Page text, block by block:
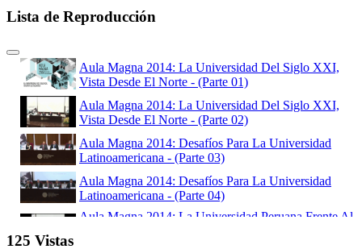
Lista de Reproducción
Aula Magna 2014: La Universidad Del Siglo XXI,
Vista Desde El Norte - (Parte 01)
Aula Magna 2014: La Universidad Del Siglo XXI,
Vista Desde El Norte - (Parte 02)
Aula Magna 2014: Desafíos Para La Universidad
Latinoamericana - (Parte 03)
Aula Magna 2014: Desafíos Para La Universidad
Latinoamericana - (Parte 04)
Aula Magna 2014: La Universidad Peruana Frente Al
125 Vistas